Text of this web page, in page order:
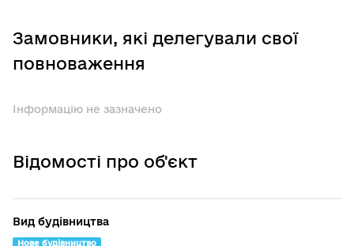
Замовники, які делегували свої
повноваження
Інформацію не зазначено
Відомості про об'єкт
Вид будівництва
Нове будівництво